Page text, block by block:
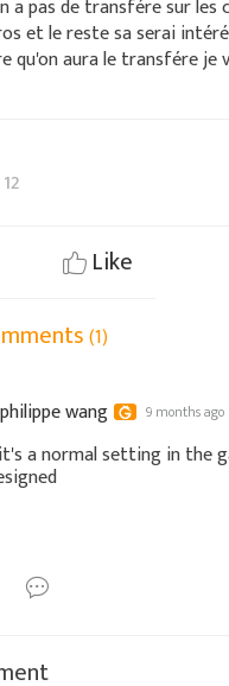
a pas de transfére sur les
et le reste sa serai
qu'on aura le transfére je
12
Like
(1)
philippe wang 9 months ago
a normal setting in the